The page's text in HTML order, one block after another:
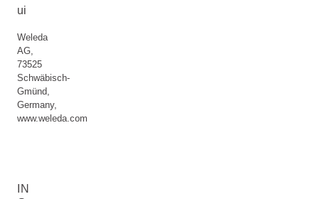
ui
Weleda
AG,
73525
Schwäbisch-
Gmünd,
Germany,
www.weleda.com
IN